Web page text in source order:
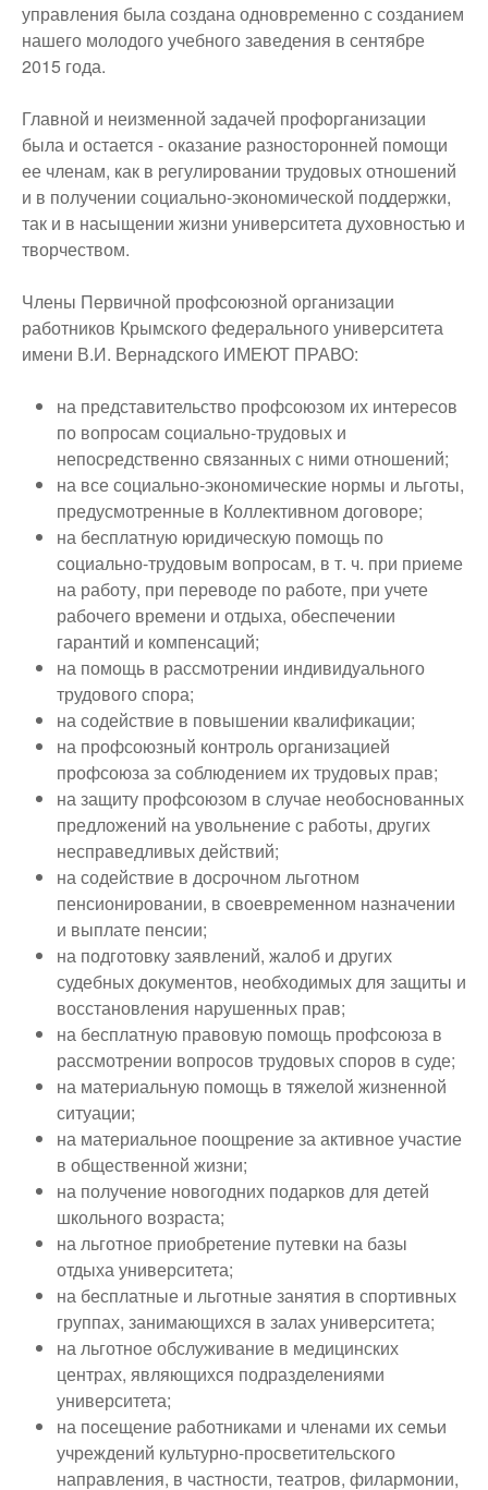
управления была создана одновременно с созданием
нашего молодого учебного заведения в сентябре
2015 года.
Главной и неизменной задачей профорганизации
была и остается ‑ оказание разносторонней помощи
ее членам, как в регулировании трудовых отношений
и в получении социально-экономической поддержки,
так и в насыщении жизни университета духовностью и
творчеством.
Члены Первичной профсоюзной организации
работников Крымского федерального университета
имени В.И. Вернадского ИМЕЮТ ПРАВО:
на представительство профсоюзом их интересов
по вопросам социально-трудовых и
непосредственно связанных с ними отношений;
на все социально-экономические нормы и льготы,
предусмотренные в Коллективном договоре;
на бесплатную юридическую помощь по
социально-трудовым вопросам, в т. ч. при приеме
на работу, при переводе по работе, при учете
рабочего времени и отдыха, обеспечении
гарантий и компенсаций;
на помощь в рассмотрении индивидуального
трудового спора;
на содействие в повышении квалификации;
на профсоюзный контроль организацией
профсоюза за соблюдением их трудовых прав;
на защиту профсоюзом в случае необоснованных
предложений на увольнение с работы, других
несправедливых действий;
на содействие в досрочном льготном
пенсионировании, в своевременном назначении
и выплате пенсии;
на подготовку заявлений, жалоб и других
судебных документов, необходимых для защиты и
восстановления нарушенных прав;
на бесплатную правовую помощь профсоюза в
рассмотрении вопросов трудовых споров в суде;
на материальную помощь в тяжелой жизненной
ситуации;
на материальное поощрение за активное участие
в общественной жизни;
на получение новогодних подарков для детей
школьного возраста;
на льготное приобретение путевки на базы
отдыха университета;
на бесплатные и льготные занятия в спортивных
группах, занимающихся в залах университета;
на льготное обслуживание в медицинских
центрах, являющихся подразделениями
университета;
на посещение работниками и членами их семьи
учреждений культурно-просветительского
направления, в частности, театров, филармонии,